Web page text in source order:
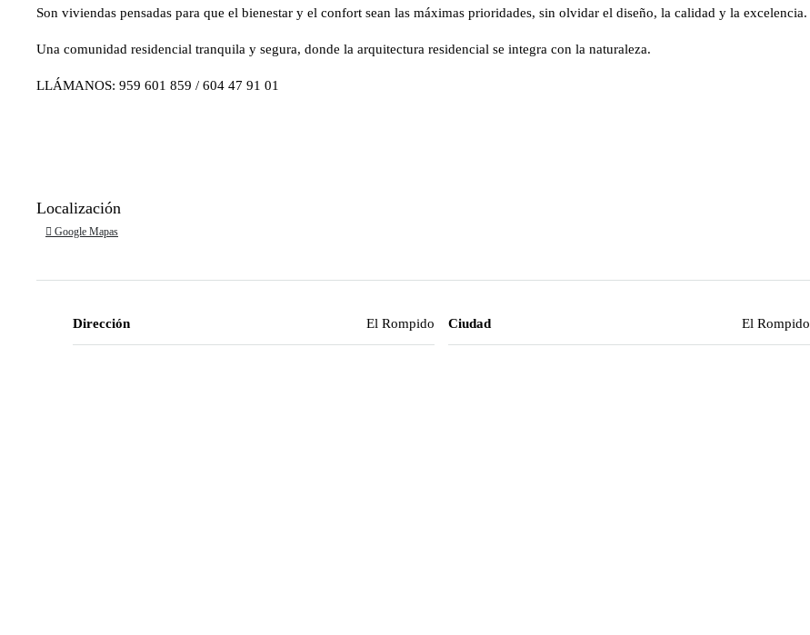
Son viviendas pensadas para que el bienestar y el confort sean las máximas prioridades, sin olvidar el diseño, la calidad y la excelencia.
Una comunidad residencial tranquila y segura, donde la arquitectura residencial se integra con la naturaleza.
LLÁMANOS: 959 601 859 / 604 47 91 01
Localización
Google Mapas
Dirección El Rompido Ciudad El Rompido